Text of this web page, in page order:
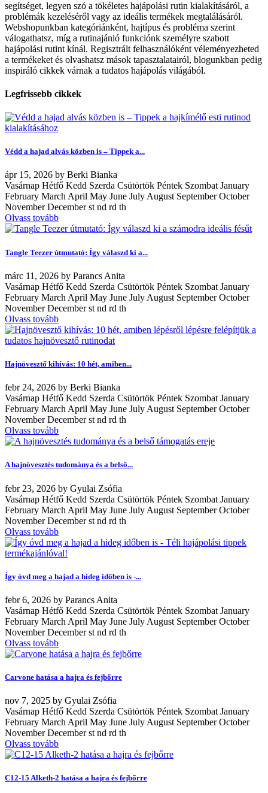
segítséget, legyen szó a tökéletes hajápolási rutin kialakításáról, a
problémák kezeléséről vagy az ideális termékek megtalálásáról.
Webshopunkban kategóriánként, hajtípus és probléma szerint
válogathatsz, míg a rutinajánló funkciónk személyre szabott
hajápolási rutint kínál. Regisztrált felhasználóként véleményezheted
a termékeket és olvashatsz mások tapasztalatairól, blogunkban pedig
inspiráló cikkek várnak a tudatos hajápolás világából.
Legfrissebb cikkek
Védd a hajad alvás közben is – Tippek a...
ápr 15, 2026 by Berki Bianka
Vasárnap Hétfő Kedd Szerda Csütörtök Péntek Szombat January
February March April May June July August September October
November December st nd rd th
Olvass tovább
Tangle Teezer útmutató: Így válaszd ki a...
márc 11, 2026 by Parancs Anita
Vasárnap Hétfő Kedd Szerda Csütörtök Péntek Szombat January
February March April May June July August September October
November December st nd rd th
Olvass tovább
Hajnövesztő kihívás: 10 hét, amiben...
febr 24, 2026 by Berki Bianka
Vasárnap Hétfő Kedd Szerda Csütörtök Péntek Szombat January
February March April May June July August September October
November December st nd rd th
Olvass tovább
A hajnövesztés tudománya és a belső...
febr 23, 2026 by Gyulai Zsófia
Vasárnap Hétfő Kedd Szerda Csütörtök Péntek Szombat January
February March April May June July August September October
November December st nd rd th
Olvass tovább
Így óvd meg a hajad a hideg időben is -...
febr6, 2026 by Parancs Anita
Vasárnap Hétfő Kedd Szerda Csütörtök Péntek Szombat January
February March April May June July August September October
November December st nd rd th
Olvass tovább
Carvone hatása a hajra és fejbőrre
nov 7, 2025 by Gyulai Zsófia
Vasárnap Hétfő Kedd Szerda Csütörtök Péntek Szombat January
February March April May June July August September October
November December st nd rd th
Olvass tovább
C12-15 Alketh-2 hatása a hajra és fejbőrre